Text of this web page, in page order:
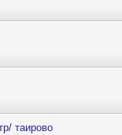
таирово